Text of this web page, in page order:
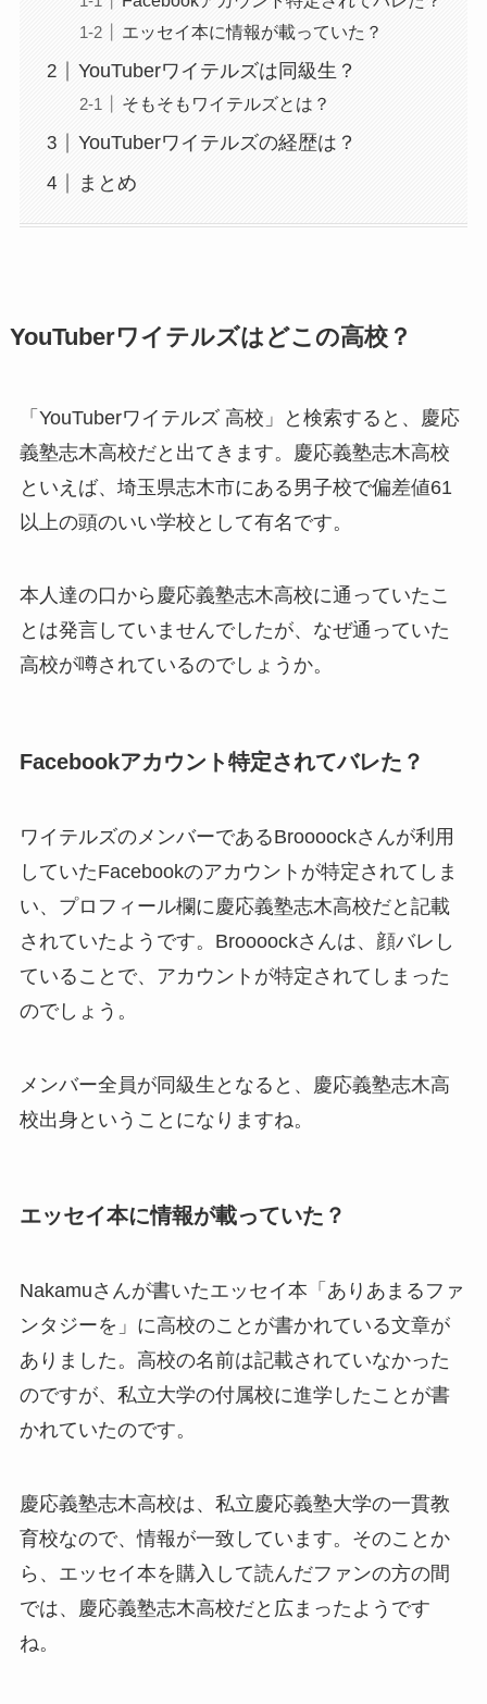
エッセイ本に情報が載っていた？
YouTuberワイテルズは同級生？
そもそもワイテルズとは？
YouTuberワイテルズの経歴は？
まとめ
YouTuberワイテルズはどこの高校？
「YouTuberワイテルズ 高校」と検索すると、慶応
義塾志木高校だと出てきます。慶応義塾志木高校
といえば、埼玉県志木市にある男子校で偏差値61
以上の頭のいい学校として有名です。
本人達の口から慶応義塾志木高校に通っていたこ
とは発言していませんでしたが、なぜ通っていた
高校が噂されているのでしょうか。
Facebookアカウント特定されてバレた？
ワイテルズのメンバーであるBroooockさんが利用
していたFacebookのアカウントが特定されてしま
い、プロフィール欄に慶応義塾志木高校だと記載
されていたようです。Broooockさんは、顔バレし
ていることで、アカウントが特定されてしまった
のでしょう。
メンバー全員が同級生となると、慶応義塾志木高
校出身ということになりますね。
エッセイ本に情報が載っていた？
Nakamuさんが書いたエッセイ本「ありあまるファ
ンタジーを」に高校のことが書かれている文章が
ありました。高校の名前は記載されていなかった
のですが、私立大学の付属校に進学したことが書
かれていたのです。
慶応義塾志木高校は、私立慶応義塾大学の一貫教
育校なので、情報が一致しています。そのことか
ら、エッセイ本を購入して読んだファンの方の間
では、慶応義塾志木高校だと広まったようです
ね。